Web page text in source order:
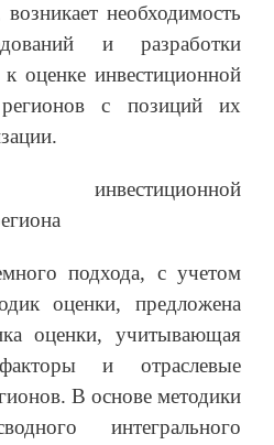
необходимость
и разработки
оценке инвестиционной
регионов с позиций их
подхода, с учетом
оценки, предложена
оценки, учитывающая
и отраслевые
В основе методики
интегрального